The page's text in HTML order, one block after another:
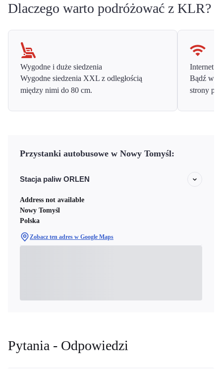
Dlaczego warto podróżować z KLR?
Wygodne i duże siedzenia
Wygodne siedzenia XXL z odległością
między nimi do 80 cm.
Internet
Bądź w
strony
Przystanki autobusowe w Nowy Tomyśl:
Stacja paliw ORLEN
Address not available
Nowy Tomyśl
Polska
Zobacz ten adres w Google Maps
Pytania - Odpowiedzi